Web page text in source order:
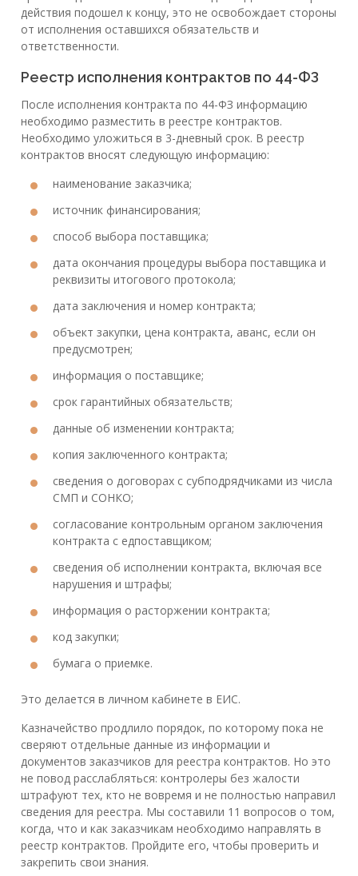
действия подошел к концу, это не освобождает стороны
от исполнения оставшихся обязательств и
ответственности.
Реестр исполнения контрактов по 44-ФЗ
После исполнения контракта по 44-ФЗ информацию
необходимо разместить в реестре контрактов.
Необходимо уложиться в 3-дневный срок. В реестр
контрактов вносят следующую информацию:
наименование заказчика;
источник финансирования;
способ выбора поставщика;
дата окончания процедуры выбора поставщика и
реквизиты итогового протокола;
дата заключения и номер контракта;
объект закупки, цена контракта, аванс, если он
предусмотрен;
информация о поставщике;
срок гарантийных обязательств;
данные об изменении контракта;
копия заключенного контракта;
сведения о договорах с субподрядчиками из числа
СМП и СОНКО;
согласование контрольным органом заключения
контракта с едпоставщиком;
сведения об исполнении контракта, включая все
нарушения и штрафы;
информация о расторжении контракта;
код закупки;
бумага о приемке.
Это делается в личном кабинете в ЕИС.
Казначейство продлило порядок, по которому пока не
сверяют отдельные данные из информации и
документов заказчиков для реестра контрактов. Но это
не повод расслабляться: контролеры без жалости
штрафуют тех, кто не вовремя и не полностью направил
сведения для реестра. Мы составили 11 вопросов о том,
когда, что и как заказчикам необходимо направлять в
реестр контрактов. Пройдите его, чтобы проверить и
закрепить свои знания.